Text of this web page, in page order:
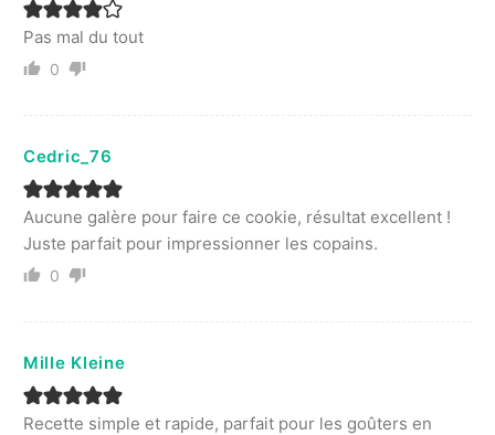
Pas mal du tout
0
Cedric_76
Aucune galère pour faire ce cookie, résultat excellent !
Juste parfait pour impressionner les copains.
0
Mille Kleine
Recette simple et rapide, parfait pour les goûters en